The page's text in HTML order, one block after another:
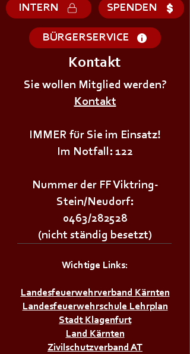
+++𝗘𝗥𝗦𝗧𝗘 - 𝗛𝗜𝗟𝗙𝗘
𝗞𝗨𝗥𝗦 𝗱𝗲𝗿
𝗝𝘂𝗴𝗲𝗻𝗱𝗳𝗲𝘂𝗲𝗿𝘄𝗲𝗵𝗿+++
INTERN SPENDEN
BÜRGERSERVICE
Kontakt
Sie wollen Mitglied werden?
Kontakt
IMMER für Sie im Einsatz!
Im Notfall: 122
Nummer der FF Viktring-
Stein/Neudorf:
0463/282528
(nicht ständig besetzt)
Wichtige Links:
Landesfeuerwehrverband Kärnten
Landesfeuerwehrschule Lehrplan
Stadt Klagenfurt
Land Kärnten
Zivilschutzverband AT